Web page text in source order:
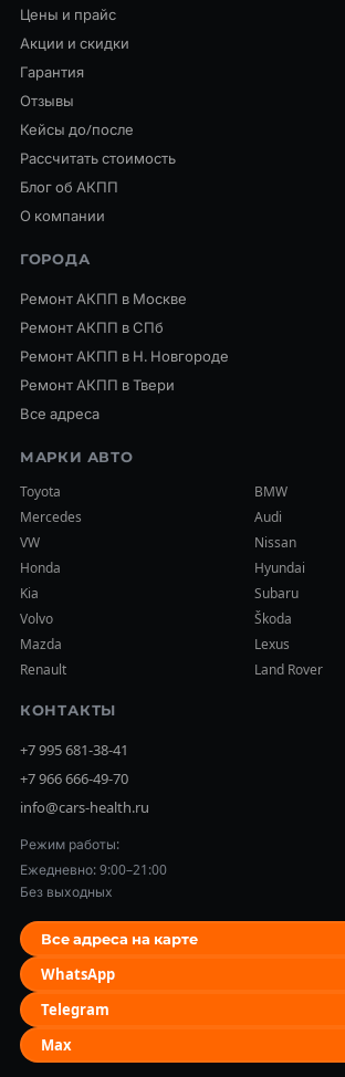
Цены и прайс
Акции и скидки
Гарантия
Отзывы
Кейсы до/после
Рассчитать стоимость
Блог об АКПП
О компании
ГОРОДА
Ремонт АКПП в Москве
Ремонт АКПП в СПб
Ремонт АКПП в Н. Новгороде
Ремонт АКПП в Твери
Все адреса
МАРКИ АВТО
Toyota
BMW
Mercedes
Audi
VW
Nissan
Honda
Hyundai
Kia
Subaru
Volvo
Škoda
Mazda
Lexus
Renault
Land Rover
КОНТАКТЫ
+7 995 681-38-41
+7 966 666-49-70
info@cars-health.ru
Режим работы:
Ежедневно: 9:00–21:00
Без выходных
Все адреса на карте
WhatsApp
Telegram
Max